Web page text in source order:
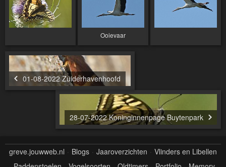
Ooievaar
01-08-2022 Zuiderhavenhoofd
28-07-2022 Koninginnenpage Buytenpark
greve.jouwweb.nl Blogs Jaaroverzichten
Vlinders en Libellen